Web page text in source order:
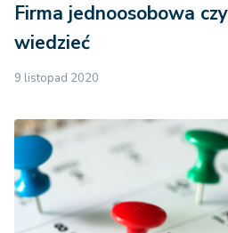
Firma jednoosobowa
wiedzieć
9 listopad 2020